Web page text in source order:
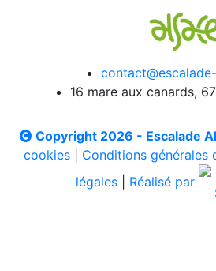
16 mare aux canards,
Copyright 2026 - Escalade
cookies| Conditions générales
légales
Réalisé par